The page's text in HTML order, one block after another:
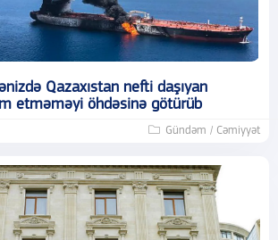
Qazaxıstan nefti daşıyan
etməməyi öhdəsinə götürüb
Gündəm / Cəmiyyət